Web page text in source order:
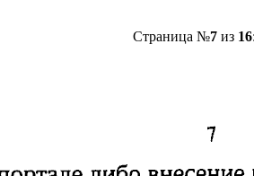
Страница №7из 16: